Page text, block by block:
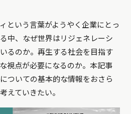
という言葉がようやく企業にとっ
中、なぜ世界はリジェネレーシ
るのか。再生する社会を目指す
視点が必要になるのか。本記事
ついての基本的な情報をおさら
えていきたい。